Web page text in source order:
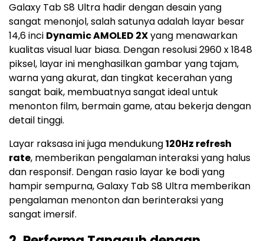
Galaxy Tab S8 Ultra hadir dengan desain yang
sangat menonjol, salah satunya adalah layar besar
14,6 inci Dynamic AMOLED 2Xyang menawarkan
kualitas visual luar biasa. Dengan resolusi 2960 x 1848
piksel, layar ini menghasilkan gambar yang tajam,
warna yang akurat, dan tingkat kecerahan yang
sangat baik, membuatnya sangat ideal untuk
menonton film, bermain game, atau bekerja dengan
detail tinggi.
Layar raksasa ini juga mendukung120Hz refresh
rate, memberikan pengalaman interaksi yang halus
dan responsif. Dengan rasio layar ke bodi yang
hampir sempurna, Galaxy Tab S8 Ultra memberikan
pengalaman menonton dan berinteraksi yang
sangat imersif.